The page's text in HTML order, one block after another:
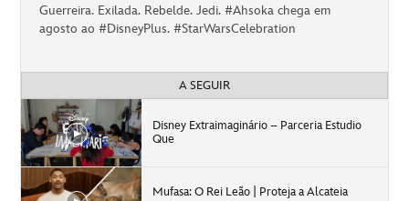
Guerreira. Exilada. Rebelde. Jedi. #Ahsoka chega em
agosto ao #DisneyPlus. #StarWarsCelebration
A SEGUIR
Disney Extraimaginário – Parceria Estudio
Que
Mufasa: O Rei Leão | Proteja a Alcateia